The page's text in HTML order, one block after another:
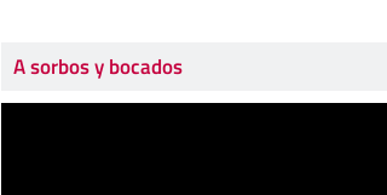
A sorbos y bocados